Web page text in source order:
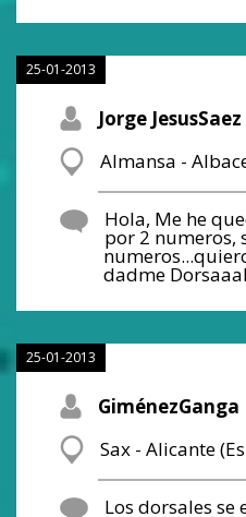
25-01-2013
Jorge
Almansa -
Hola, Me he
por 2 numeros,
dadme
25-01-2013
GiménezGanga
Sax - Alicante
Los dorsales se